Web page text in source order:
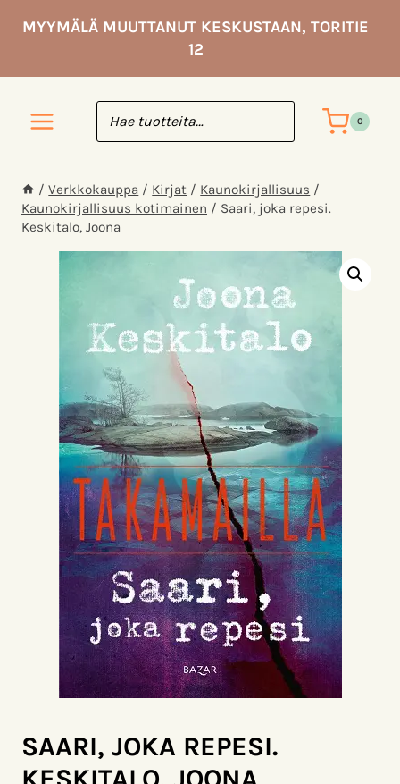
sisältöön
MYYMÄLÄ MUUTTANUT KESKUSTAAN, TORITIE
12
0
/ Verkkokauppa / Kirjat / Kaunokirjallisuus /
Kaunokirjallisuus kotimainen / Saari, joka repesi.
Keskitalo, Joona
SAARI, JOKA REPESI.